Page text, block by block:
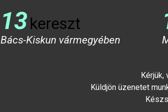
13kereszt
Bács-Kiskun vármegyében
Kérjük,
Küldjön üzenetet